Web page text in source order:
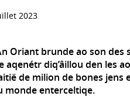
2023
Oriant brunde ao son des
aqenétr diq’âillou den les
de milion de bones jens
monde enterceltiqe.